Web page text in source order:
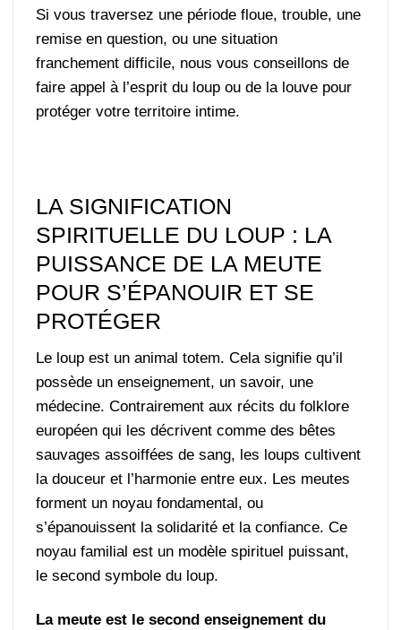
Si vous traversez une période floue, trouble, une
remise en question, ou une situation
franchement difficile, nous vous conseillons de
faire appel à l’esprit du loup ou de la louve pour
protéger votre territoire intime.
LA SIGNIFICATION
SPIRITUELLE DU LOUP : LA
PUISSANCE DE LA MEUTE
POUR S’ÉPANOUIR ET SE
PROTÉGER
Le loup est un animal totem. Cela signifie qu’il
possède un enseignement, un savoir, une
médecine. Contrairement aux récits du folklore
européen qui les décrivent comme des bêtes
sauvages assoiffées de sang, les loups cultivent
la douceur et l’harmonie entre eux. Les meutes
forment un noyau fondamental, ou
s’épanouissent la solidarité et la confiance. Ce
noyau familial est un modèle spirituel puissant,
le second symbole du loup.
La meute est le second enseignement du